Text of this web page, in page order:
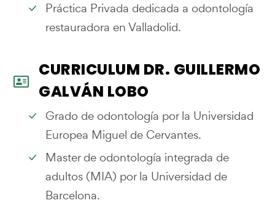
Práctica Privada dedicada a odontología
restauradora en Valladolid.
CURRICULUM DR. GUILLERMO
GALVÁN LOBO
Grado de odontología por la Universidad
Europea Miguel de Cervantes.
Master de odontología integrada de
adultos (MIA) por la Universidad de
Barcelona.